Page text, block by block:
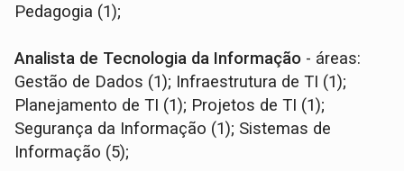
Pedagogia (1);
Analista de Tecnologia da Informação - áreas:
Gestão de Dados (1); Infraestrutura de TI (1);
Planejamento de TI (1); Projetos de TI (1);
Segurança da Informação (1); Sistemas de
Informação (5);